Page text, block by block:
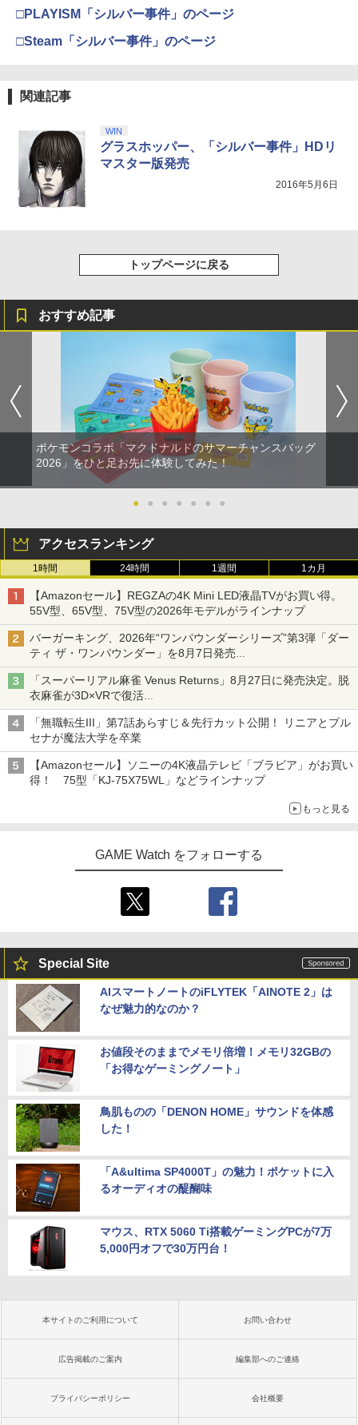
□PLAYISM「シルバー事件」のページ
□Steam「シルバー事件」のページ
関連記事
WIN
グラスホッパー、「シルバー事件」HDリ
マスター版発売
2016年5月6日
トップページに戻る
おすすめ記事
ポケモンコラボ「マクドナルドのサマーチャンスバッグ
2026」をひと足お先に体験してみた！
● ● ● ● ● ● ●
アクセスランキング
1時間 24時間 1週間 1カ月
【Amazonセール】REGZAの4K Mini LED液晶TVがお買い得。
55V型、65V型、75V型の2026年モデルがラインナップ
バーガーキング、2026年“ワンパウンダーシリーズ”第3弾「ダー
ティ ザ・ワンパウンダー」を8月7日発売
「特製ガーリックマヨソース」を使用した超大型チーズバーガー
「スーパーリアル麻雀 Venus Returns」8月27日に発売決定。脱
衣麻雀が3D×VRで復活
発売から2週間は20%オフになるセールが実施
「無職転生III」第7話あらすじ＆先行カット公開！ リニアとプル
セナが魔法大学を卒業
【Amazonセール】ソニーの4K液晶テレビ「ブラビア」がお買い
得！ 75型「KJ-75X75WL」などラインナップ
もっと見る
GAME Watch をフォローする
Special Site
AIスマートノートのiFLYTEK「AINOTE 2」は
なぜ魅力的なのか？
お値段そのままでメモリ倍増！メモリ32GBの
「お得なゲーミングノート」
鳥肌ものの「DENON HOME」サウンドを体感
した！
「A&ultima SP4000T」の魅力！ポケットに入
るオーディオの醍醐味
マウス、RTX 5060 Ti搭載ゲーミングPCが7万
5,000円オフで30万円台！
本サイトのご利用について お問い合わせ
広告掲載のご案内 編集部へのご連絡
プライバシーポリシー 会社概要